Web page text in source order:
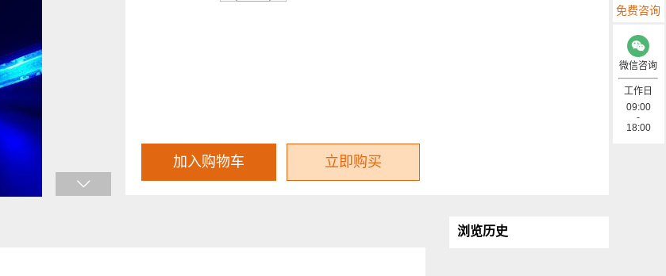
加入购物车 立即购买
浏览历史
免费咨询
微信咨询
工作日
09:00
-
18:00